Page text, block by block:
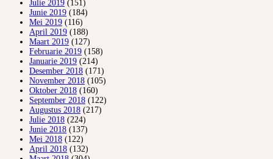
Julie 2019 (151)
Junie 2019 (184)
Mei 2019 (116)
April 2019 (188)
Maart 2019 (127)
Februarie 2019 (158)
Januarie 2019 (214)
Desember 2018 (171)
November 2018 (105)
Oktober 2018 (160)
September 2018 (122)
Augustus 2018 (217)
Julie 2018 (224)
Junie 2018 (137)
Mei 2018 (122)
April 2018 (132)